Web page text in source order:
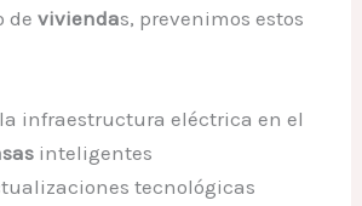
deviviendas, prevenimos estos
infraestructura eléctrica en el
inteligentes
tecnológicas